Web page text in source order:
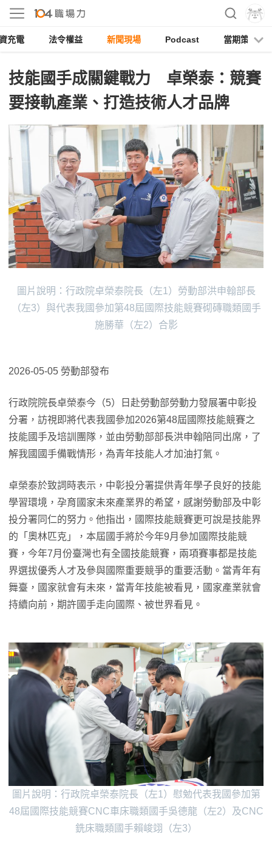
充電 法令權益 新聞現場 Podcast 當期策展
技能國手成關鍵戰力 卓榮泰：競賽
要接軌產業、打造技術人才品牌
圖片說明：行政院卓榮泰院長（左1）勞動部洪申翰部長
（左3）與代表我國參加第48屆國際技能競賽砌磚職類國手
施勝華（左2）合影
2026-05-05 勞動部發布
行政院院長卓榮泰今（5）日赴勞動部勞動力發展署中彰投
分署，訪視即將代表我國參加2026第48屆國際技能競賽之
技能國手及培訓團隊，並由勞動部部長洪申翰陪同出席，了
解我國國手備戰情形，為青年技能人才加油打氣。
卓榮泰於致詞時表示，中彰投分署提供青年學子良好的技能
學習環境，孕育國家未來產業界的希望，感謝勞動部及中彰
投分署同仁的努力。他指出，國際技能競賽更可說是技能界
的「奧林匹克」，本屆國手將於今年9月參加國際技能競
賽，今年7月份臺灣也有全國技能競賽，兩項賽事都是技能
界選拔優秀人才及參與國際重要競爭的重要活動。當青年有
舞臺，國家就會有未來，當青年技能被看見，國家產業就會
持續向前，期許國手走向國際、被世界看見。
圖片說明：行政院卓榮泰院長（左1）慰勉代表我國參加第
48屆國際技能競賽CNC車床職類國手吳德龍（左2）及CNC
銑床職類國手賴峻翊（左3）